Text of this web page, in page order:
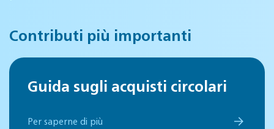
Contributi più importanti
Guida sugli acquisti circolari
Per saperne di più